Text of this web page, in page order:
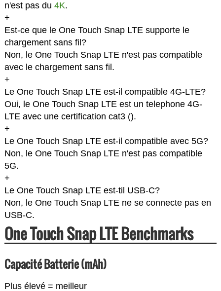
n'est pas du 4K.
+
Est-ce que le One Touch Snap LTE supporte le
chargement sans fil?
Non, le One Touch Snap LTE n'est pas compatible
avec le chargement sans fil.
+
Le One Touch Snap LTE est-il compatible 4G-LTE?
Oui, le One Touch Snap LTE est un telephone 4G-
LTE avec une certification cat3 ().
+
Le One Touch Snap LTE est-il compatible avec 5G?
Non, le One Touch Snap LTE n'est pas compatible
5G.
+
Le One Touch Snap LTE est-til USB-C?
Non, le One Touch Snap LTE ne se connecte pas en
USB-C.
One Touch Snap LTE Benchmarks
Capacité Batterie (mAh)
Plus élevé = meilleur